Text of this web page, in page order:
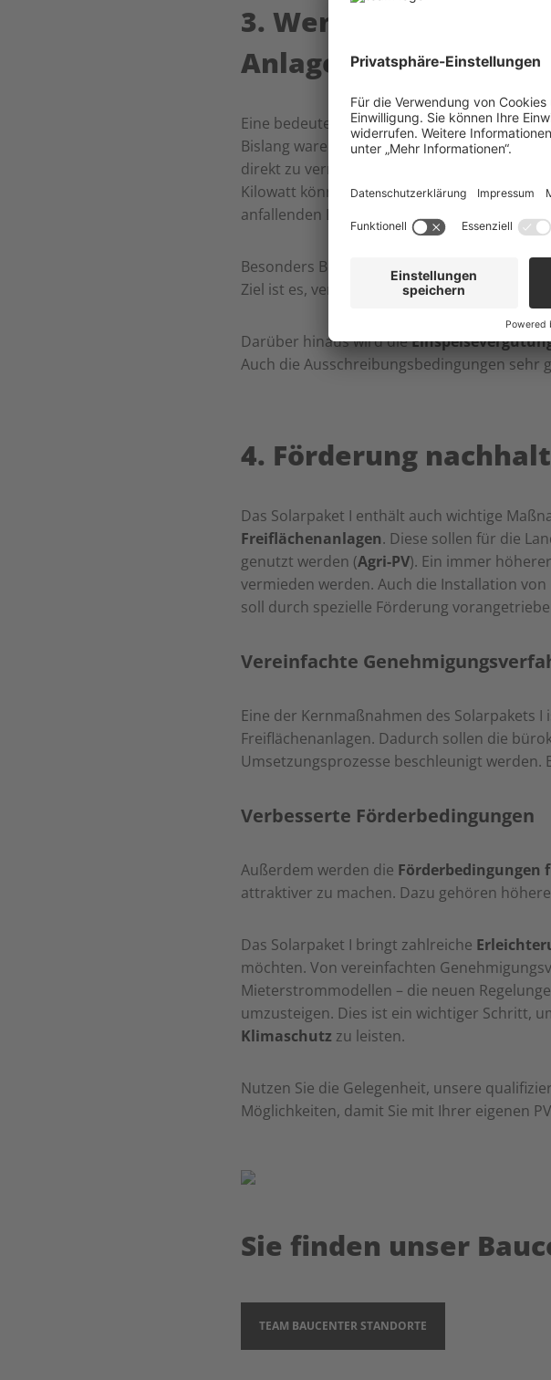
3. Weniger
Anlagen
Eine bedeutende Neuerung betrifft die
Bislang waren Anlagen mit einer Leistung
direkt zu vermarkten. Diese Regelung wird
Kilowatt können künftig ihre überschüssige
anfallenden Direktvermarktungskosten an
Besonders Betreiber mit einem hohem
Ziel ist es, vermehrt Photovoltaikanlagen auf
Darüber hinaus wird die
Auch die Ausschreibungsbedingungen sehr
4. Förderung
Das Solarpaket I enthält auch wichtige
Freiflächenanlagen. Diese sollen für die
genutzt werden (Agri-PV). Ein immer
vermieden werden. Auch die Installation
soll durch spezielle Förderung
Vereinfachte
Eine der Kernmaßnahmen des Solarpakets I
Freiflächenanlagen. Dadurch sollen die
Umsetzungsprozesse beschleunigt
Verbesserte Förderbedingungen
Außerdem werden die Förderbedingungen
attraktiver zu machen. Dazu gehören
Das Solarpaket I bringt zahlreiche
möchten. Von vereinfachten
Mieterstrommodellen – die neuen
umzusteigen. Dies ist ein wichtiger Schritt,
Klimaschutz zu leisten.
Nutzen Sie die Gelegenheit, unsere
Möglichkeiten, damit Sie mit Ihrer eigenen
Sie finden unser
TEAM BAUCENTER STANDORTE